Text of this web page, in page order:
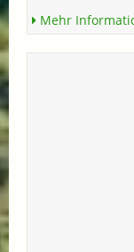
Mehr